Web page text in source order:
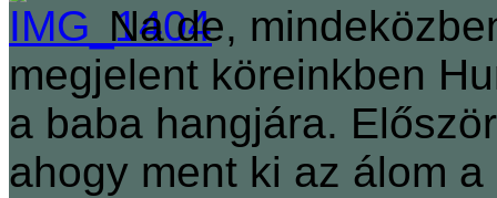
Na de,
megjelent köreinkben
a baba hangjára.
ahogy ment ki az álom